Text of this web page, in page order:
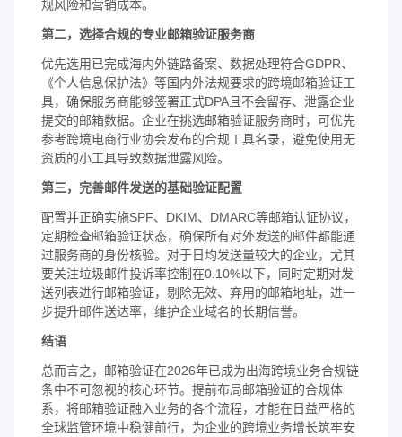
规风险和营销成本。
第二，选择合规的专业邮箱验证服务商
优先选用已完成海内外链路备案、数据处理符合GDPR、
《个人信息保护法》等国内外法规要求的跨境邮箱验证工
具，确保服务商能够签署正式DPA且不会留存、泄露企业
提交的邮箱数据。企业在挑选邮箱验证服务商时，可优先
参考跨境电商行业协会发布的合规工具名录，避免使用无
资质的小工具导致数据泄露风险。
第三，完善邮件发送的基础验证配置
配置并正确实施SPF、DKIM、DMARC等邮箱认证协议，
定期检查邮箱验证状态，确保所有对外发送的邮件都能通
过服务商的身份核验。对于日均发送量较大的企业，尤其
要关注垃圾邮件投诉率控制在0.10%以下，同时定期对发
送列表进行邮箱验证，剔除无效、弃用的邮箱地址，进一
步提升邮件送达率，维护企业域名的长期信誉。
结语
总而言之，邮箱验证在2026年已成为出海跨境业务合规链
条中不可忽视的核心环节。提前布局邮箱验证的合规体
系，将邮箱验证融入业务的各个流程，才能在日益严格的
全球监管环境中稳健前行，为企业的跨境业务增长筑牢安